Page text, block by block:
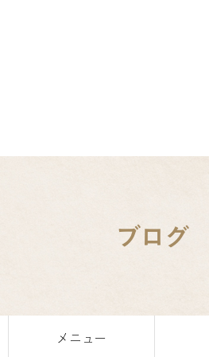
ブログ
メニュー